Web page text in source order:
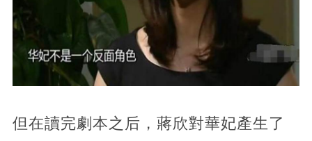
但在讀完劇本之后，蔣欣對華妃產生了